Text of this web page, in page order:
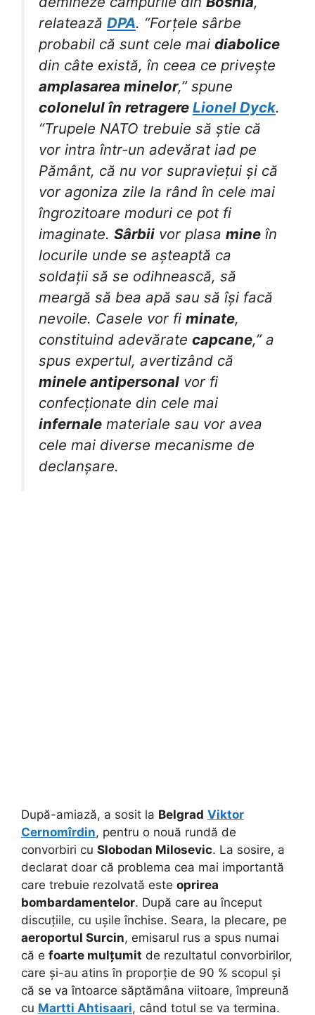
relatează DPA. “Forțele sârbe
probabil că sunt cele mai diabolice
din câte există, în ceea ce privește
amplasarea minelor,” spune
colonelul în retragere Lionel Dyck.
“Trupele NATO trebuie să știe că
vor intra într-un adevărat iad pe
Pământ, că nu vor supraviețui și că
vor agoniza zile la rând în cele mai
îngrozitoare moduri ce pot fi
imaginate. Sârbii vor plasa mine în
locurile unde se așteaptă ca
soldații să se odihnească, să
meargă să bea apă sau să își facă
nevoile. Casele vor fi minate,
constituind adevărate capcane,” a
spus expertul, avertizând că
minele antipersonal vor fi
confecționate din cele mai
infernale materiale sau vor avea
cele mai diverse mecanisme de
declanșare.
După-amiază, a sosit la Belgrad Viktor
Cernomîrdin, pentru o nouă rundă de
convorbiri cu Slobodan Milosevic. La sosire, a
declarat doar că problema cea mai importantă
care trebuie rezolvată este oprirea
bombardamentelor. După care au început
discuțiile, cu ușile închise. Seara, la plecare, pe
aeroportul Surcin, emisarul rus a spus numai
că e foarte mulțumit de rezultatul convorbirilor,
care și-au atins în proporție de 90 % scopul și
că se va întoarce săptămâna viitoare, împreună
cu Martti Ahtisaari, când totul se va termina.